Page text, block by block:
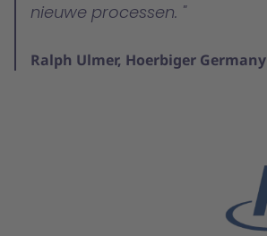
nieuwe processen.
Ralph Ulmer, Hoerbiger Germany